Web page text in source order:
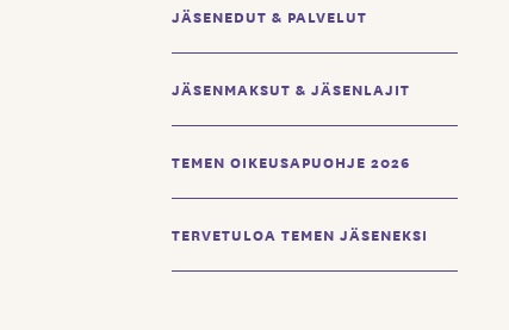
JÄSENEDUT & PALVELUT
JÄSENMAKSUT & JÄSENLAJIT
TEMEN OIKEUSAPUOHJE 2026
TERVETULOA TEMEN JÄSENEKSI